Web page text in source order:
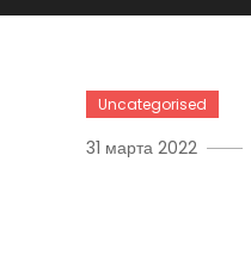
Uncategorised
31 марта 2022